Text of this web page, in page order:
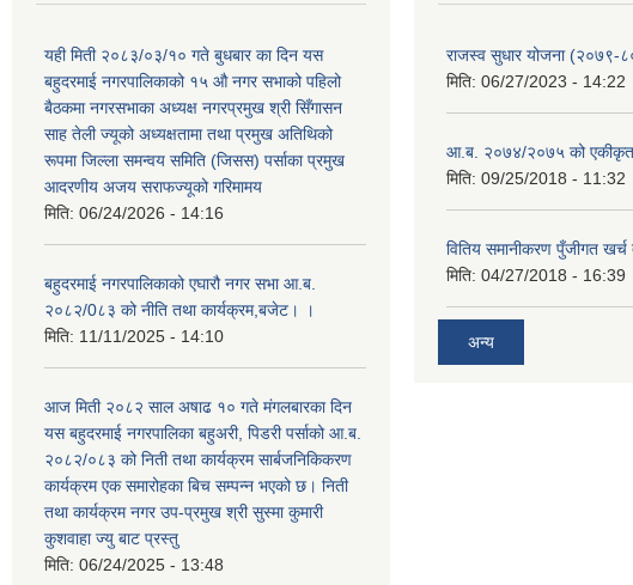
यही मिती २०८३/०३/१० गते बुधबार का दिन यस
बहुदरमाई नगरपालिकाको १५ औ नगर सभाको पहिलो
बैठकमा नगरसभाका अध्यक्ष नगरप्रमुख श्री सिँगासन
साह तेली ज्यूको अध्यक्षतामा तथा प्रमुख अतिथिको
रूपमा जिल्ला समन्वय समिति (जिसस) पर्साका प्रमुख
आदरणीय अजय सराफज्यूको गरिमामय
मिति: 06/24/2026 - 14:16
बहुदरमाई नगरपालिकाको एघारौ नगर सभा आ.ब.
२०८२/0८३ को नीति तथा कार्यक्रम,बजेट। ।
मिति: 11/11/2025 - 14:10
आज मिती २०८२ साल अषाढ १० गते मंगलबारका दिन
यस बहुदरमाई नगरपालिका बहुअरी, पिडरी पर्साको आ.ब.
२०८२/०८३ को निती तथा कार्यक्रम सार्बजनिकिकरण
कार्यक्रम एक समारोहका बिच सम्पन्न भएको छ। निती
तथा कार्यक्रम नगर उप-प्रमुख श्री सुस्मा कुमारी
कुशवाहा ज्यु बाट प्रस्तु
मिति: 06/24/2025 - 13:48
राजस्व सुधार योजना (२०७९-
मिति: 06/27/2023 - 14:22
आ.ब. २०७४/२०७५ को
मिति: 09/25/2018 - 11:32
वितिय समानीकरण पुँजीगत खर्च
मिति: 04/27/2018 - 16:39
अन्य